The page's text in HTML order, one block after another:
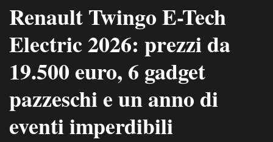
Renault Twingo E-Tech
Electric 2026: prezzi da
19.500 euro, 6 gadget
pazzeschi e un anno di
eventi imperdibili